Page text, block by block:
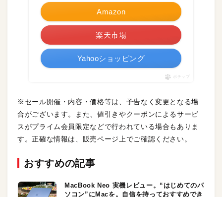
Amazon
楽天市場
Yahooショッピング
ポチップ
※セール開催・内容・価格等は、予告なく変更となる場
合がございます。また、値引きやクーポンによるサービ
スがプライム会員限定などで行われている場合もありま
す。正確な情報は、販売ページ上でご確認ください。
おすすめの記事
MacBook Neo 実機レビュー。“はじめてのパ
ソコン”にMacを。自信を持っておすすめでき